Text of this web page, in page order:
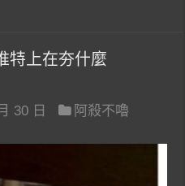
特上在夯什麼
30 日
阿殺不嚕